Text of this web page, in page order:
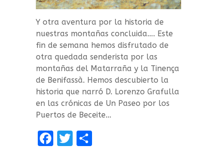
Y otra aventura por la historia de
nuestras montañas concluida…. Este
fin de semana hemos disfrutado de
otra quedada senderista por las
montañas del Matarraña y la Tinença
de Benifassà. Hemos descubierto la
historia que narró D. Lorenzo Grafulla
en las crónicas de Un Paseo por los
Puertos de Beceite…
F
T